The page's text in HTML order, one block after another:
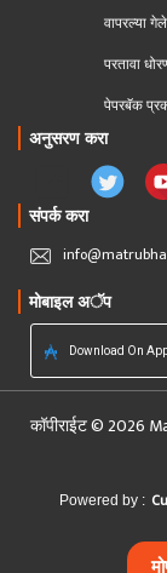
वापरल्या
परतावा
पेपरबॅक
अनुसरण करा
संपर्क करा
मोबाइल अॅप
Download On
कॉपीराईट © 2026
Powered by :